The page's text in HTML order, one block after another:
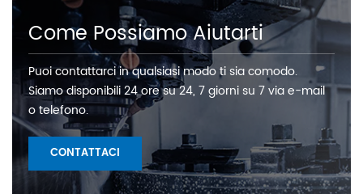
Come Possiamo Aiutarti
Puoi contattarci in qualsiasi modo ti sia comodo.
Siamo disponibili 24 ore su 24, 7 giorni su 7 via e-mail
o telefono.
CONTATTACI